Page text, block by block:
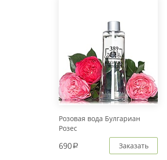
Розовая вода Булгариан
Розес
690a Заказать